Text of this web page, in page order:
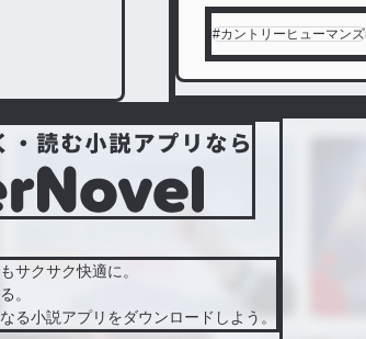
#カントリーヒューマンズ
サクサク快適に。
。
る小説アプリをダウンロードしよう。